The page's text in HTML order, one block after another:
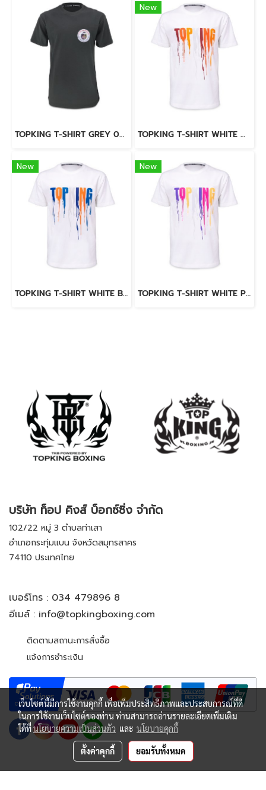
TOPKING T-SHIRT GREY 032
New
TOPKING T-SHIRT WHITE ORANGE 036
New
TOPKING T-SHIRT WHITE BLUE 036
New
TOPKING T-SHIRT WHITE PINK 036
บริษัท ท็อป คิงส์ บ็อกซ์ซิ่ง จำกัด
102/22 หมู่ 3 ตำบลท่าเสา
อำเภอกระทุ่มแบน จังหวัดสมุทรสาคร
74110 ประเทศไทย
เบอร์โทร : 034 479896 8
อีเมล์ : info@topkingboxing.com
ติดตามสถานะการสั่งซื้อ
แจ้งการชำระเงิน
เว็บไซต์นี้มีการใช้งานคุกกี้ เพื่อเพิ่มประสิทธิภาพและประสบการณ์ที่ดี
ในการใช้งานเว็บไซต์ของท่าน ท่านสามารถอ่านรายละเอียดเพิ่มเติม
ได้ที่นโยบายความเป็นส่วนตัว และ นโยบายคุกกี้
ตั้งค่าคุกกี้ ยอมรับทั้งหมด